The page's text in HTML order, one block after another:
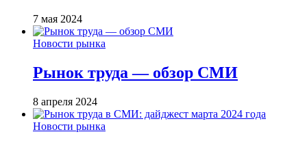
7 мая 2024
Новости рынка
Рынок труда — обзор СМИ
8 апреля 2024
Новости рынка